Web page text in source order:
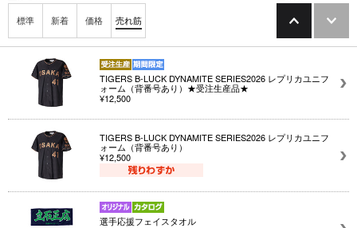
標準 新着 価格 売れ筋
TIGERS B-LUCK DYNAMITE SERIES2026 レプリカユニフ
ォーム（背番号あり）★受注生産品★
¥12,500
TIGERS B-LUCK DYNAMITE SERIES2026 レプリカユニフ
ォーム（背番号あり）
¥12,500
選手応援フェイスタオル